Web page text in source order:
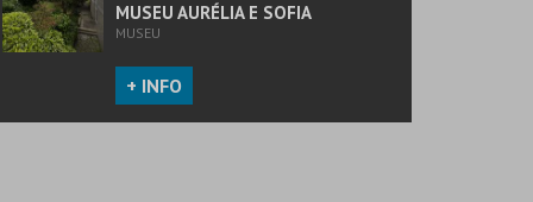
MUSEU AURÉLIA E SOFIA
MUSEU
+ INFO